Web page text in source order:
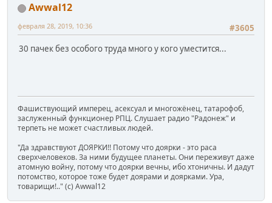
Awwal12
#3605
февраля 28, 2019, 10:36
30 пачек без особого труда много у кого уместится...
Фашиствующий имперец, асексуал и многожёнец, татарофоб,
заслуженный функционер РПЦ. Слушает радио "Радонеж" и
терпеть не может счастливых людей.
"Да здравствуют ДОЯРКИ!! Потому что доярки - это раса
сверхчеловеков. За ними будущее планеты. Они переживут даже
атомную войну, потому что доярки вечны, ибо хтоничны. И дадут
потомство, которое тоже будет доярами и доярками. Ура,
товарищи!.." (c) Awwal12